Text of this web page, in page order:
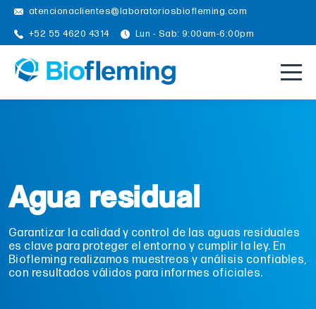
atencionaclientes@laboratoriosbiofleming.com
+52 55 4620 4314
Lun - Sab: 9:00am-6:00pm
Agua residual
Garantizar la calidad y control de las aguas residuales
es clave para proteger el entorno y cumplir la ley. En
Biofleming realizamos muestreos y análisis confiables,
con resultados válidos para informes oficiales.